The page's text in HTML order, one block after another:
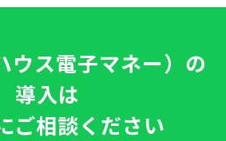
ウス電子マネー）の
導入は
ご相談ください